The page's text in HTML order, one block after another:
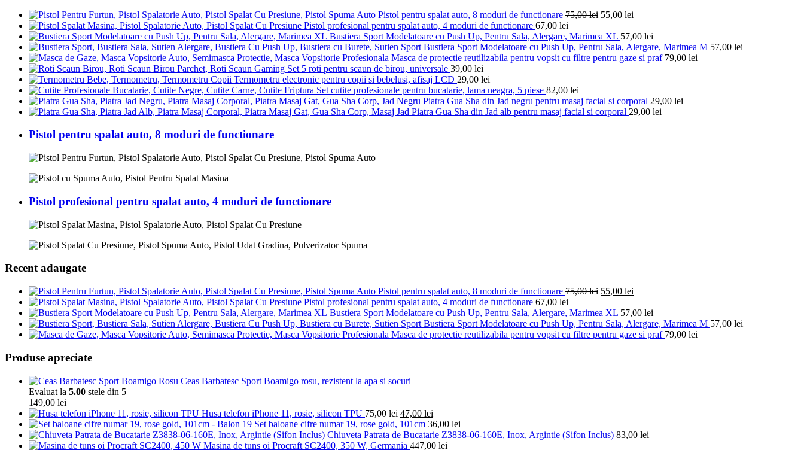
Pistol pentru spalat auto, 8 moduri de functionare 75,00lei 55,00 lei
Pistol profesional pentru spalat auto, 4 moduri de functionare 67,00 lei
Bustiera Sport Modelatoare cu Push Up, Pentru Sala, Alergare, Marimea XL 57,00 lei
Bustiera Sport Modelatoare cu Push Up, Pentru Sala, Alergare, Marimea M 57,00 lei
Masca de protectie reutilizabila pentru vopsit cu filtre pentru gaze si praf 79,00 lei
Set 5 roti pentru scaun de birou, universale 39,00 lei
Termometru electronic pentru copii si bebelusi, afisaj LCD 29,00 lei
Set cutite profesionale pentru bucatarie, lama neagra, 5 piese 82,00 lei
Piatra Gua Sha din Jad negru pentru masaj facial si corporal 29,00 lei
Piatra Gua Sha din Jad alb pentru masaj facial si corporal 29,00 lei
Pistol pentru spalat auto, 8 moduri de functionare
Pistol profesional pentru spalat auto, 4 moduri de functionare
Recent adaugate
Pistol pentru spalat auto, 8 moduri de functionare 75,00lei 55,00 lei
Pistol profesional pentru spalat auto, 4 moduri de functionare 67,00 lei
Bustiera Sport Modelatoare cu Push Up, Pentru Sala, Alergare, Marimea XL 57,00 lei
Bustiera Sport Modelatoare cu Push Up, Pentru Sala, Alergare, Marimea M 57,00 lei
Masca de protectie reutilizabila pentru vopsit cu filtre pentru gaze si praf 79,00 lei
Produse apreciate
Ceas Barbatesc Sport Boamigo rosu, rezistent la apa si socuri
Evaluat la 5.00 stele din 5
149,00 lei
Husa telefon iPhone 11, rosie, silicon TPU 75,00lei 47,00 lei
Set baloane cifre numar 19, rose gold, 101cm 36,00 lei
Chiuveta Patrata de Bucatarie Z3838-06-160E, Inox, Argintie (Sifon Inclus) 83,00 lei
Masina de tuns oi Procraft SC2400, 350 W, Germania 447,00 lei